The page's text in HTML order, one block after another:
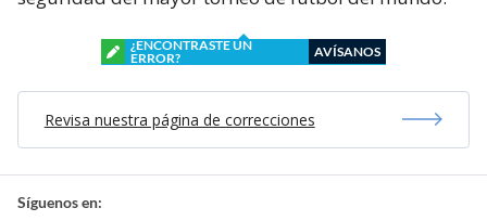
¿ENCONTRASTE UN
ERROR?
AVÍSANOS
Revisa nuestra página de correcciones
Síguenos en: